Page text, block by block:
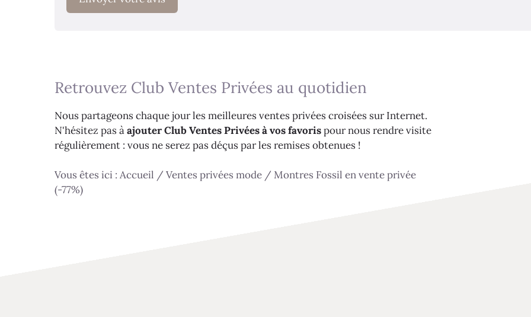
Retrouvez Club Ventes Privées au quotidien
Nous partageons chaque jour les meilleures ventes privées croisées sur Internet.
N'hésitez pas àajouter Club Ventes Privées à vos favorispour nous rendre visite
régulièrement : vous ne serez pas déçus par les remises obtenues !
Vous êtes ici : Accueil / Ventes privées mode / Montres Fossil en vente privée
(-77%)